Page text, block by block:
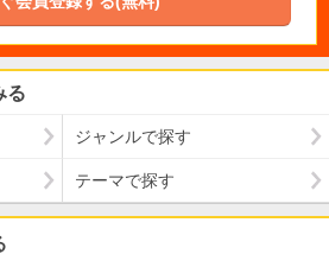
る
ジャンルで探す
テーマで探す